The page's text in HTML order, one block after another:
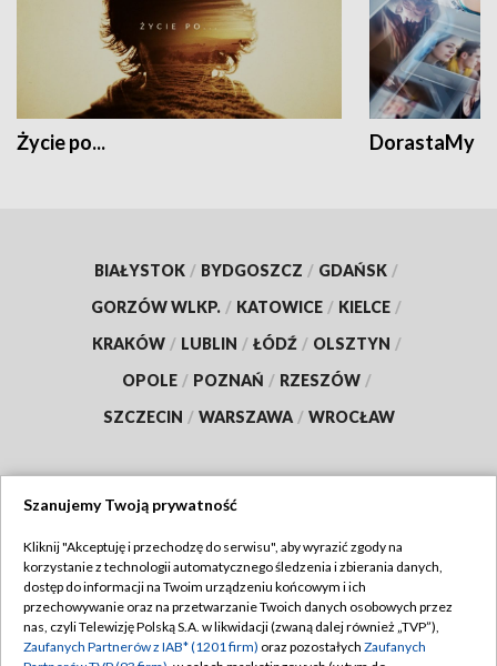
Życie po... DorastaMy
BIAŁYSTOK / BYDGOSZCZ / GDAŃSK /
GORZÓW WLKP. / KATOWICE / KIELCE /
KRAKÓW / LUBLIN / ŁÓDŹ / OLSZTYN /
OPOLE / POZNAŃ / RZESZÓW /
SZCZECIN / WARSZAWA / WROCŁAW
TVP
Abonament TVP
Emisja w TVP
Regulamin TVP
Polityka prywatności
Szanujemy Twoją prywatność
Kliknij "Akceptuję i przechodzę do serwisu", aby wyrazić zgody na
korzystanie z technologii automatycznego śledzenia i zbierania danych,
dostęp do informacji na Twoim urządzeniu końcowym i ich
przechowywanie oraz na przetwarzanie Twoich danych osobowych przez
nas, czyli Telewizję Polską S.A. w likwidacji (zwaną dalej również „TVP”),
Zaufanych Partnerów z IAB* (1201 firm) oraz pozostałych Zaufanych